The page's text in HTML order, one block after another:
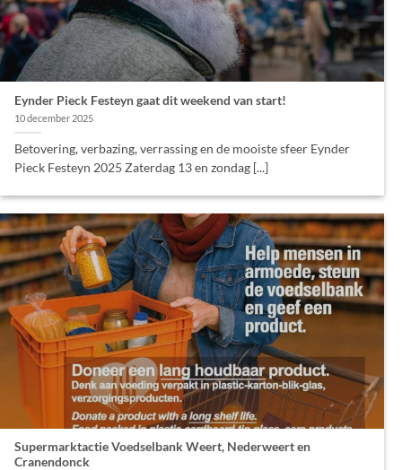
Eynder Pieck Festeyn gaat dit weekend van start!
10 december 2025
Betovering, verbazing, verrassing en de mooiste sfeer Eynder
Pieck Festeyn 2025 Zaterdag 13 en zondag [...]
Supermarktactie Voedselbank Weert, Nederweert en
Cranendonck